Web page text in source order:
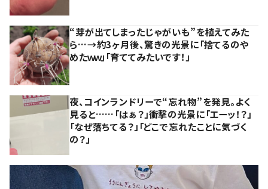
“芽が出てしまったじゃがいも”を植えてみた
ら…→約3ヶ月後、驚きの光景に「捨てるのや
めたｗｗ」「育ててみたいです！」
夜、コインランドリーで“忘れ物”を発見。よく
見ると……「はぁ？」衝撃の光景に「エーッ！？」
「なぜ落ちてる？」「どこで忘れたことに気づく
の？」